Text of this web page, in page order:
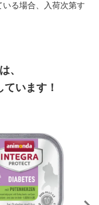
る場合、入荷次第す
、
います！